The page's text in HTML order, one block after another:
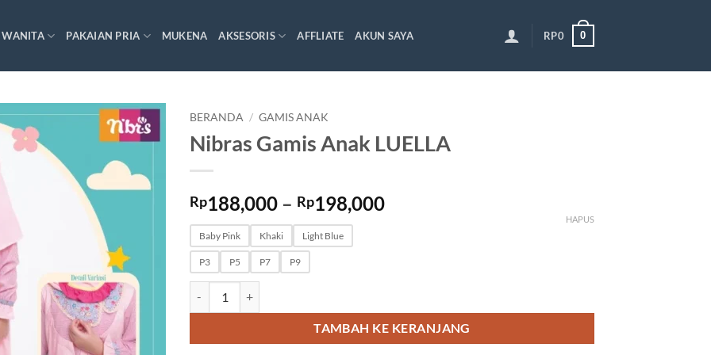
PAKAIAN PRIA MUKENA AKSESORIS AFFLIATE AKUN SAYA RP0 0
BERANDA / GAMIS ANAK
Nibras Gamis Anak LUELLA
Rp188,000 – Rp198,000Rentang
Baby Pink Khaki Light Blue
P3 P5 P7 P9
HAPUS
TAMBAH KE KERANJANG